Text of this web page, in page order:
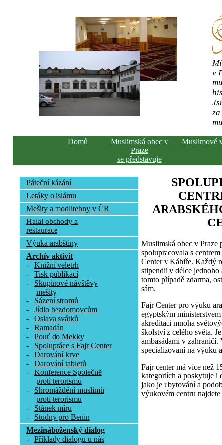
v
Domů
Muslimská obec v
Praze
se představuje
Muslimové
Páteční kázání
Letáky o islámu
Mešity a modlitebny v ČR
Halal obchody a
restaurace
Výuka arabštiny
Archív aktivit
-
Knižní veletrh
-
Tisk publikací
-
Skupinové návštěvy
mešity
-
Sázení stromů
-
Jídlo bezdomovcům
-
Oslava svátků
-
Ramadán
-
Pouť do Mekky
-
Spolupráce s Fajr Center
-
Darování krve
-
Darování tabletů
-
Konference Společně
proti terorismu
-
Shromáždění muslimů
proti terorismu
-
Stánek míru
-
Studny pro Benin
Mezináboženský dialog
-
Příklady dialogu u nás
Muslimská obec v Praze
spolupracovala s
Center v Káhiře. Každý
stipendií v délce
tomto případě zdarma,
sám.
Fajr Center pro výuku
egyptským
akreditaci mnoha
školství z celého světa.
ambasádami v
specializovaní na výuku
Fajr center má více než
kategoriích a poskytuje i
jako je ubytování a
výukovém centru